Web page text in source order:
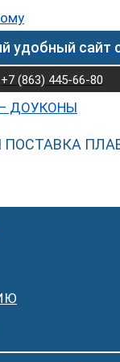
удобный сайт
+7 (863) 445-66-80
ПОСТАВКА